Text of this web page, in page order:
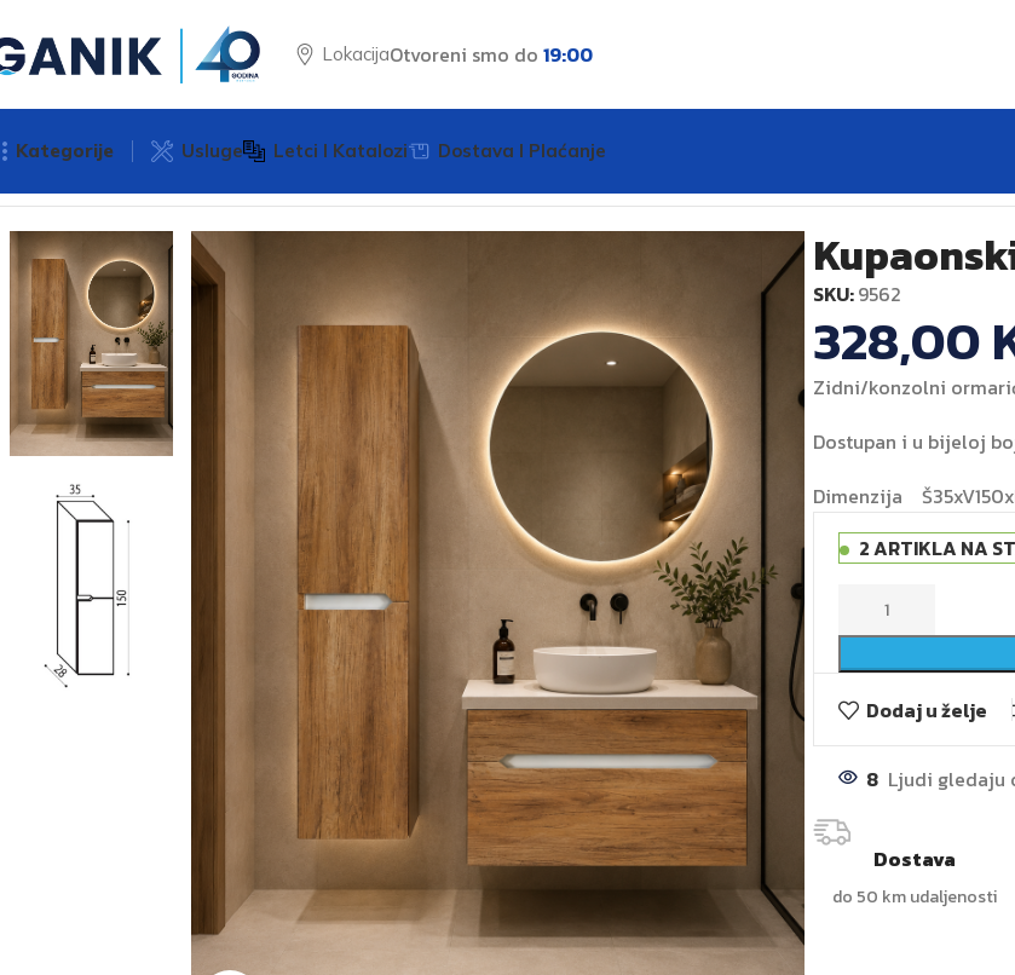
LokacijaOtvoreni smo do 19:00
Kategorije Usluge Letci I Katalozi Dostava I Plaćanje
SKU:9562
328,00
Zidni/konzolni
Dostupan i u bijeloj
Dimenzija
2 ARTIKLA NA
Dodaj u želje
8 Ljudi gledaju
Dostava
do 50 km udaljenosti